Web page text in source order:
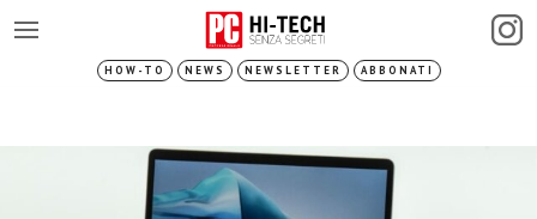
HOW-TO NEWS NEWSLETTER ABBONATI